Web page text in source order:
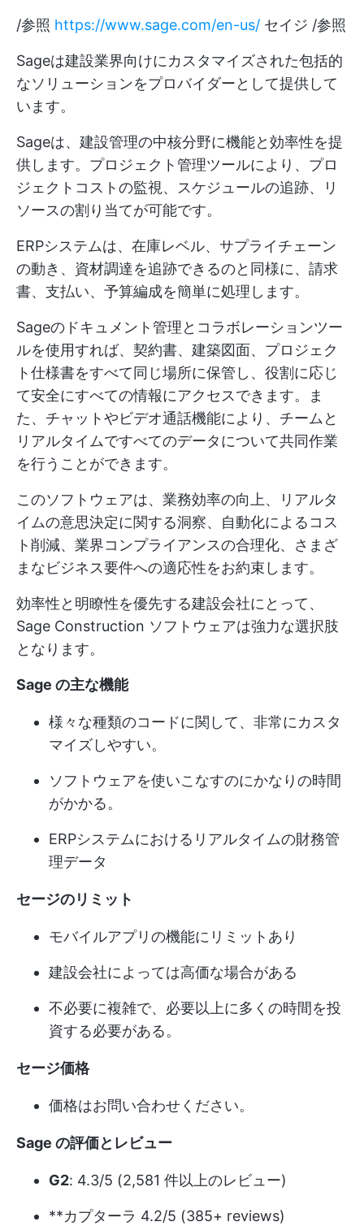
/参照 https://www.sage.com/en-us/ セイジ /参照
Sageは建設業界向けにカスタマイズされた包括的
なソリューションをプロバイダーとして提供して
います。
Sageは、建設管理の中核分野に機能と効率性を提
供します。プロジェクト管理ツールにより、プロ
ジェクトコストの監視、スケジュールの追跡、リ
ソースの割り当てが可能です。
ERPシステムは、在庫レベル、サプライチェーン
の動き、資材調達を追跡できるのと同様に、請求
書、支払い、予算編成を簡単に処理します。
Sageのドキュメント管理とコラボレーションツー
ルを使用すれば、契約書、建築図面、プロジェク
ト仕様書をすべて同じ場所に保管し、役割に応じ
て安全にすべての情報にアクセスできます。ま
た、チャットやビデオ通話機能により、チームと
リアルタイムですべてのデータについて共同作業
を行うことができます。
このソフトウェアは、業務効率の向上、リアルタ
イムの意思決定に関する洞察、自動化によるコス
ト削減、業界コンプライアンスの合理化、さまざ
まなビジネス要件への適応性をお約束します。
効率性と明瞭性を優先する建設会社にとって、
Sage Construction ソフトウェアは強力な選択肢
となります。
Sage の主な機能
様々な種類のコードに関して、非常にカスタ
マイズしやすい。
ソフトウェアを使いこなすのにかなりの時間
がかかる。
ERPシステムにおけるリアルタイムの財務管
理データ
セージのリミット
モバイルアプリの機能にリミットあり
建設会社によっては高価な場合がある
不必要に複雑で、必要以上に多くの時間を投
資する必要がある。
セージ価格
価格はお問い合わせください。
Sage の評価とレビュー
G2: 4.3/5 (2,581 件以上のレビュー)
**カプターラ 4.2/5 (385+ reviews)